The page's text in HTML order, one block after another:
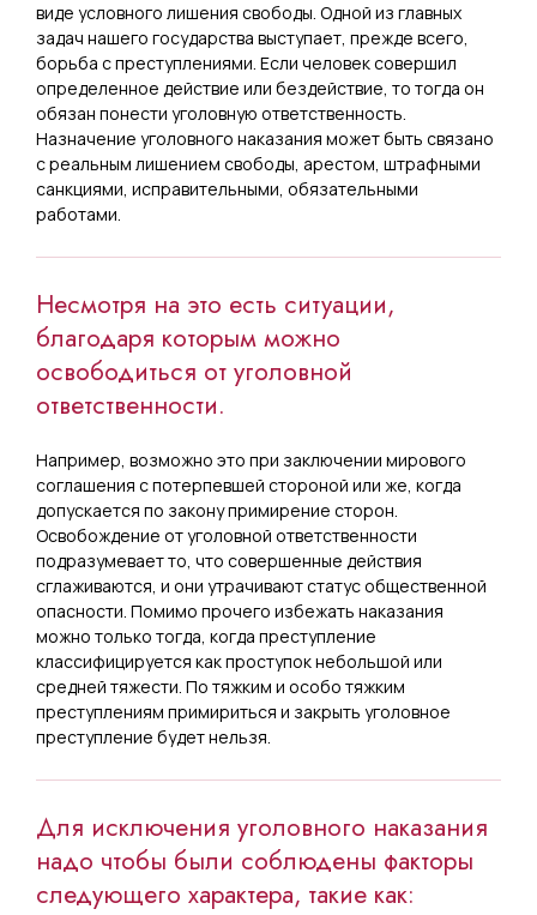
виде условного лишения свободы. Одной из главных
задач нашего государства выступает, прежде всего,
борьба с преступлениями. Если человек совершил
определенное действие или бездействие, то тогда он
обязан понести уголовную ответственность.
Назначение уголовного наказания может быть связано
с реальным лишением свободы, арестом, штрафными
санкциями, исправительными, обязательными
работами.
Несмотря на это есть ситуации,
благодаря которым можно
освободиться от уголовной
ответственности.
Например, возможно это при заключении мирового
соглашения с потерпевшей стороной или же, когда
допускается по закону примирение сторон.
Освобождение от уголовной ответственности
подразумевает то, что совершенные действия
сглаживаются, и они утрачивают статус общественной
опасности. Помимо прочего избежать наказания
можно только тогда, когда преступление
классифицируется как проступок небольшой или
средней тяжести. По тяжким и особо тяжким
преступлениям примириться и закрыть уголовное
преступление будет нельзя.
Для исключения уголовного наказания
надо чтобы были соблюдены факторы
следующего характера, такие как: